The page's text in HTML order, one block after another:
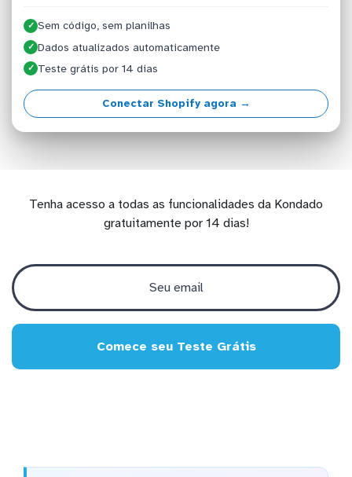
✓ Sem código, sem planilhas
✓ Dados atualizados automaticamente
✓ Teste grátis por 14 dias
Conectar Shopify agora →
Tenha acesso a todas as funcionalidades da Kondado
gratuitamente por 14 dias!
Comece seu Teste Grátis